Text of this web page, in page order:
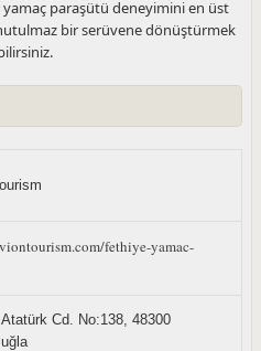
yamaç paraşütü deneyimini en üst
bir serüvene dönüştürmek
fethiye-yamac-
Cd. No:138, 48300